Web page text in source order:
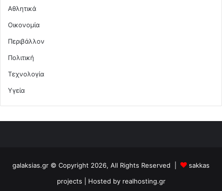
Αθλητικά
Οικονομία
Περιβάλλον
Πολιτική
Τεχνολογία
Υγεία
galaksias.gr © Copyright 2026, All Rights Reserved |
sakkas
projects | Hosted by realhosting.gr